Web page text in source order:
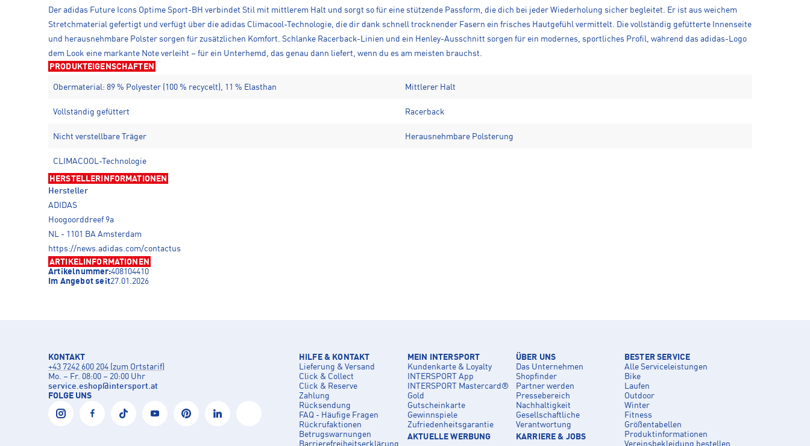
Der adidas Future Icons Optime Sport-BH verbindet Stil mit mittlerem Halt und sorgt so für eine stützende Passform, die dich bei jeder Wiederholung sicher begleitet. Er ist aus weichem
Stretchmaterial gefertigt und verfügt über die adidas Climacool-Technologie, die dir dank schnell trocknender Fasern ein frisches Hautgefühl vermittelt. Die vollständig gefütterte Innenseite
und herausnehmbare Polster sorgen für zusätzlichen Komfort. Schlanke Racerback-Linien und ein Henley-Ausschnitt sorgen für ein modernes, sportliches Profil, während das adidas-Logo
dem Look eine markante Note verleiht – für ein Unterhemd, das genau dann liefert, wenn du es am meisten brauchst.
PRODUKTEIGENSCHAFTEN
Obermaterial: 89 % Polyester (100 % recycelt), 11 % Elasthan Mittlerer Halt
Vollständig gefüttert Racerback
Nicht verstellbare Träger Herausnehmbare Polsterung
CLIMACOOL-Technologie
HERSTELLERINFORMATIONEN
Hersteller
ADIDAS
Hoogoorddreef 9a
NL - 1101 BA Amsterdam
https://news.adidas.com/contactus
ARTIKELINFORMATIONEN
Artikelnummer:408104410
Im Angebot seit27.01.2026
KONTAKT
+43 7242 600 204 (zum Ortstarif)
Mo. – Fr. 08:00 – 20:00 Uhr
service.eshop@intersport.at
FOLGE UNS
HILFE & KONTAKT
Lieferung & Versand
Click & Collect
Click & Reserve
Zahlung
Rücksendung
FAQ - Häufige Fragen
Rückrufaktionen
Betrugswarnungen
MEIN INTERSPORT
Kundenkarte & Loyalty
INTERSPORT App
INTERSPORT Mastercard®
Gold
Gutscheinkarte
Gewinnspiele
Zufriedenheitsgarantie
AKTUELLE WERBUNG
ÜBER UNS
Das Unternehmen
Shopfinder
Partner werden
Pressebereich
Nachhaltigkeit
Gesellschaftliche
Verantwortung
KARRIERE & JOBS
BESTER SERVICE
Alle Serviceleistungen
Bike
Laufen
Outdoor
Winter
Fitness
Größentabellen
Produktinformationen